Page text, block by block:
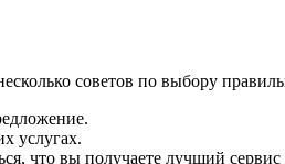
советов по выбору
услугах.
что вы получаете лучший